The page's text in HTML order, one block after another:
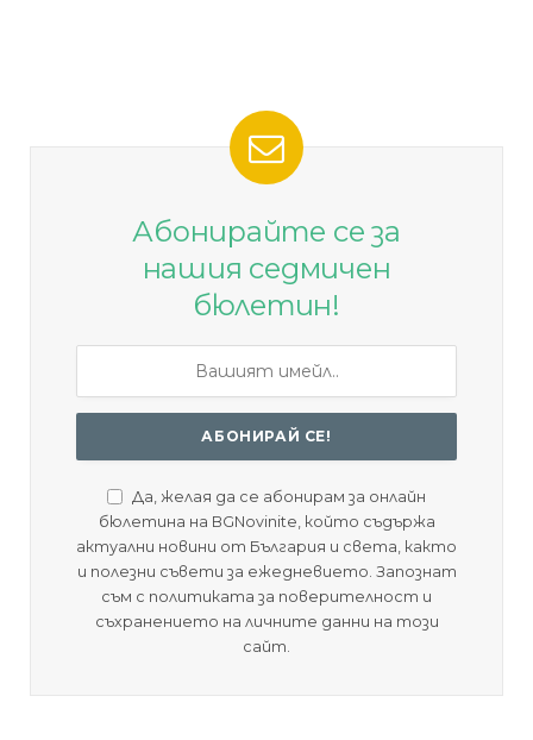
Абонирайте се за
нашия седмичен
бюлетин!
Да, желая да се абонирам за онлайн
бюлетина на BGNovinite, който съдържа
актуални новини от България и света, както
и полезни съвети за ежедневието. Запознат
съм с политиката за поверителност и
съхранението на личните данни на този
сайт.